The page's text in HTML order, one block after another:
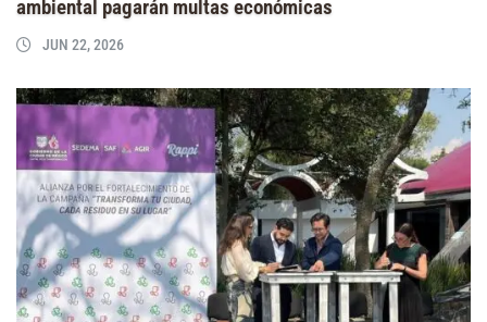
ambiental pagarán multas económicas
JUN 22, 2026